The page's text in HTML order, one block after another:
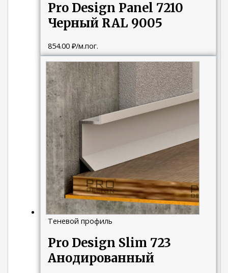
Pro Design Panel 7210
Черный RAL 9005
854.00₽/м.пог.
Теневой профиль
Pro Design Slim 723
Анодированный